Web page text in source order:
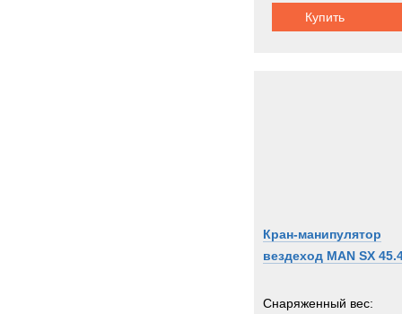
Купить
Кран-манипулятор
вездеход MAN SX
Снаряженный вес: